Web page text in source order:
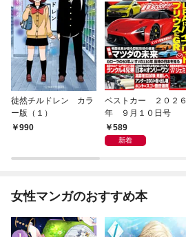
徒然チルドレン カラ
ー版（１）
990
ベストカー ２０２６
年 ９月１０日号
589
新着
女性マンガのおすすめ本